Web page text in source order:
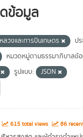
ข้อมูล
วงและการบินเกษตร
ป
หมวดหมู่ตามธรรมาภิบาลข้
รูปแบบ:
JSON
615 total views 86